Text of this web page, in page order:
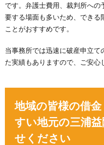
です。弁護士費用、裁判所へ
要する場面も多いため、できる
ことがおすすめです。
当事務所では迅速に破産申立て
た実績もありますので、ご安心
地域の皆様の借
すい地元の三浦
せください